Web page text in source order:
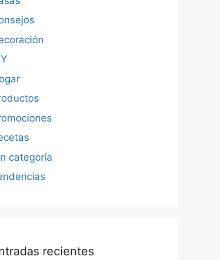
categoría
recientes